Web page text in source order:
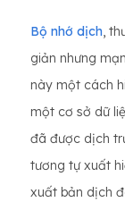
Bộ nhớ dịch,
giản nhưng
này một cách
một cơ sở dữ
đã được dịch
tương tự xuất
xuất bản dịch